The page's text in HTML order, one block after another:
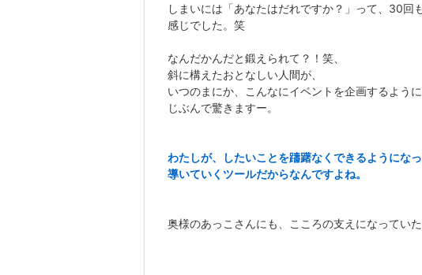
しまいには「あなたはだれですか？」って、30回
感じでした。笑
なんだかんだと鍛えられて？！笑、
斜に構えたおとなしい人間が、
いつのまにか、こんなにイベントを企画するように
じぶんで驚きますー。
わたしが、したいことを躊躇なくできるようになっ
導いていくツールだからなんですよね。
奥様のあっこさんにも、こころの支えになってい